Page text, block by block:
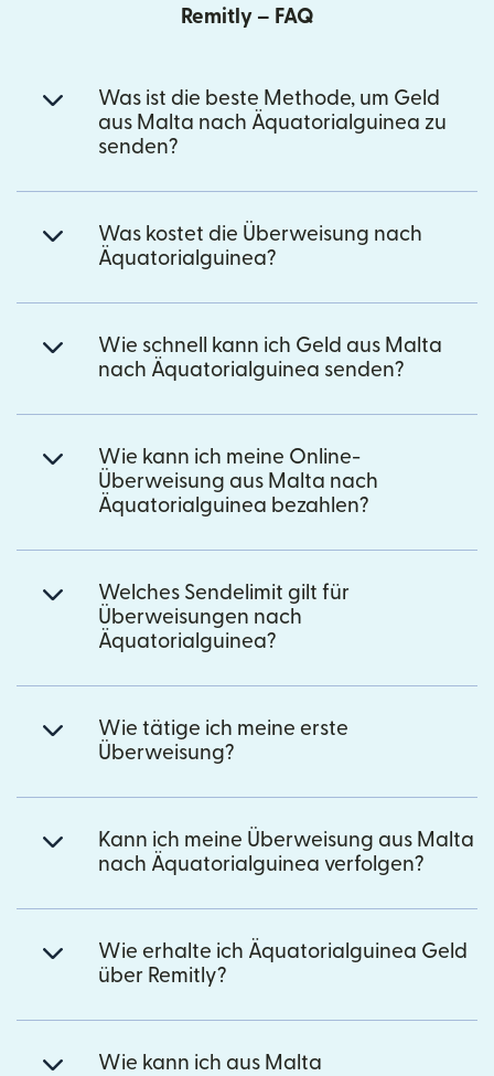
Remitly – FAQ
Was ist die beste Methode, um Geld
aus Malta nach Äquatorialguinea zu
senden?
Was kostet die Überweisung nach
Äquatorialguinea?
Wie schnell kann ich Geld aus Malta
nach Äquatorialguinea senden?
Wie kann ich meine Online-
Überweisung aus Malta nach
Äquatorialguinea bezahlen?
Welches Sendelimit gilt für
Überweisungen nach
Äquatorialguinea?
Wie tätige ich meine erste
Überweisung?
Kann ich meine Überweisung aus Malta
nach Äquatorialguinea verfolgen?
Wie erhalte ich Äquatorialguinea Geld
über Remitly?
Wie kann ich aus Malta